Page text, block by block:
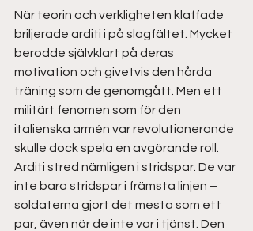
När teorin och verkligheten klaffade
briljerade arditi i på slagfältet. Mycket
berodde självklart på deras
motivation och givetvis den hårda
träning som de genomgått. Men ett
militärt fenomen som för den
italienska armén var revolutionerande
skulle dock spela en avgörande roll.
Arditi stred nämligen i stridspar. De var
inte bara stridspar i främsta linjen –
soldaterna gjort det mesta som ett
par, även när de inte var i tjänst. Den